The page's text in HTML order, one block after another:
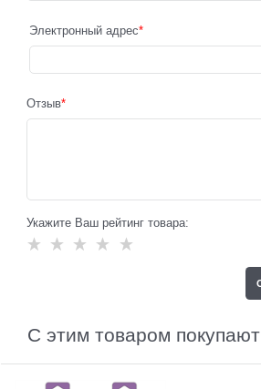
Электронный адрес
Отзыв
Укажите Ваш рейтинг товара:
С этим товаром покупают